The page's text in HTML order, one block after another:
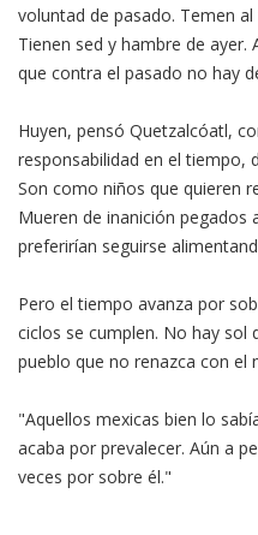
voluntad de pasado. Temen
Tienen sed y hambre de ayer.
que contra el pasado no hay
Huyen, pensó Quetzalcóatl,
responsabilidad en el tiempo,
Son como niños que quieren
Mueren de inanición pegados
preferirían seguirse
Pero el tiempo avanza por
ciclos se cumplen. No hay sol
pueblo que no renazca con el
"Aquellos mexicas bien lo
acaba por prevalecer. Aún a
veces por sobre él."